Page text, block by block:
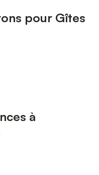
pour Gîtes
à